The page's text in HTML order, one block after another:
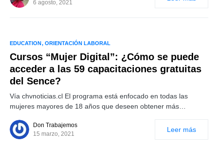
6 agosto, 2021
EDUCATION ORIENTACIÓN LABORAL
Cursos “Mujer Digital”: ¿Cómo se puede
acceder a las 59 capacitaciones gratuitas
del Sence?
Vía chvnoticias.cl El programa está enfocado en todas las
mujeres mayores de 18 años que deseen obtener más…
Don Trabajemos
15 marzo, 2021
Leer más